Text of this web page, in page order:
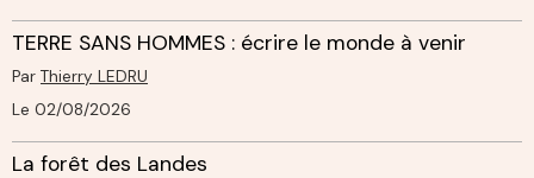
TERRE SANS HOMMES : écrire le monde à venir
Par Thierry LEDRU
Le 02/08/2026
La forêt des Landes